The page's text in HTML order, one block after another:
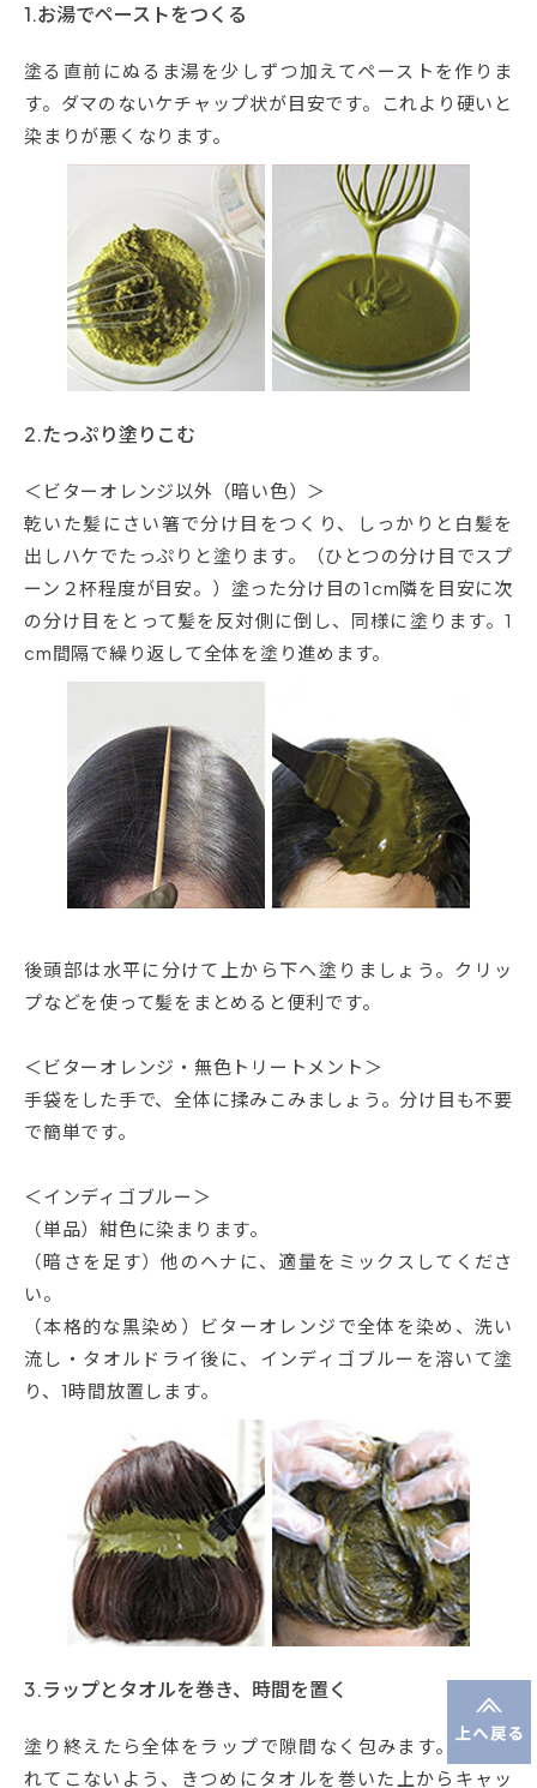
1.お湯でペーストをつくる
塗る直前にぬるま湯を少しずつ加えてペーストを作りま
す。ダマのないケチャップ状が目安です。これより硬いと
染まりが悪くなります。
2.たっぷり塗りこむ
＜ビターオレンジ以外（暗い色）＞
乾いた髪にさい箸で分け目をつくり、しっかりと白髪を
出しハケでたっぷりと塗ります。（ひとつの分け目でスプ
ーン２杯程度が目安。）塗った分け目の1cm隣を目安に次
の分け目をとって髪を反対側に倒し、同様に塗ります。1
cm間隔で繰り返して全体を塗り進めます。
後頭部は水平に分けて上から下へ塗りましょう。クリッ
プなどを使って髪をまとめると便利です。
＜ビターオレンジ・無色トリートメント＞
手袋をした手で、全体に揉みこみましょう。分け目も不要
で簡単です。
＜インディゴブルー＞
（単品）紺色に染まります。
（暗さを足す）他のヘナに、適量をミックスしてくださ
い。
（本格的な黒染め）ビターオレンジで全体を染め、洗い
流し・タオルドライ後に、インディゴブルーを溶いて塗
り、1時間放置します。
3.ラップとタオルを巻き、時間を置く
塗り終えたら全体をラップで隙間なく包みます。液が垂
れてこないよう、きつめにタオルを巻いた上からキャッ